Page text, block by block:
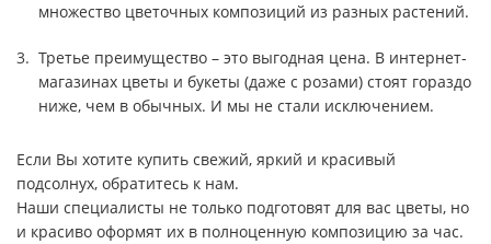
множество цветочных композиций из разных растений.
Третье преимущество – это выгодная цена. В интернет-
магазинах цветы и букеты (даже с розами) стоят гораздо
ниже, чем в обычных. И мы не стали исключением.
Если Вы хотите купить свежий, яркий и красивый
подсолнух, обратитесь к нам.
Наши специалисты не только подготовят для вас цветы, но
и красиво оформят их в полноценную композицию за час.